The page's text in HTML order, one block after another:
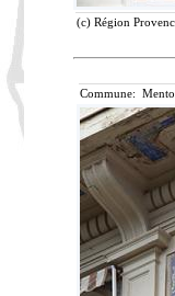
(c) Région
Commune: